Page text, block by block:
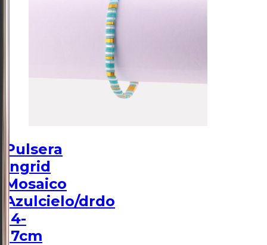
Pulsera
Ingrid
Mosaico
Azulcielo/drdo
14-
17cm